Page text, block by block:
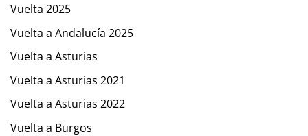
Vuelta 2025
Vuelta a Andalucía 2025
Vuelta a Asturias
Vuelta a Asturias 2021
Vuelta a Asturias 2022
Vuelta a Burgos